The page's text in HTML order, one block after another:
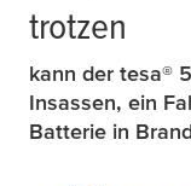
trotzen
kann der tesa®
Insassen, ein
Batterie in